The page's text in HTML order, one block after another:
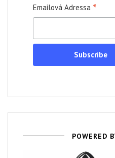
Emailová Adressa *
POWERED